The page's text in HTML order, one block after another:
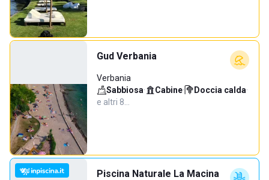
Gud Verbania
Verbania
Sabbiosa· Cabine· Doccia calda·
e altri 8…
Piscina Naturale La Macina